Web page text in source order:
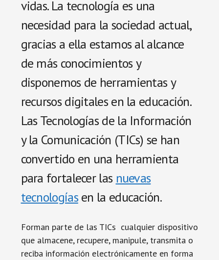
vidas. La tecnología es una
necesidad para la sociedad actual,
gracias a ella estamos al alcance
de más conocimientos y
disponemos de herramientas y
recursos digitales en la educación.
Las Tecnologías de la Información
y la Comunicación (TICs) se han
convertido en una herramienta
para fortalecer las nuevas
tecnologíasen la educación.
Forman parte de las TICs cualquier dispositivo
que almacene, recupere, manipule, transmita o
reciba información electrónicamente en forma